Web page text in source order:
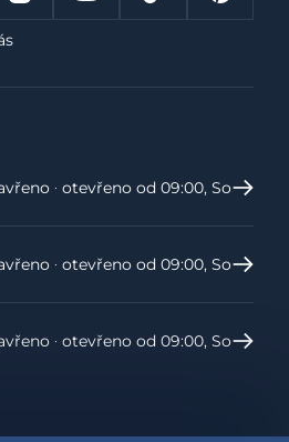
‧ otevřeno od 09:00, So
‧ otevřeno od 09:00, So
‧ otevřeno od 09:00, So